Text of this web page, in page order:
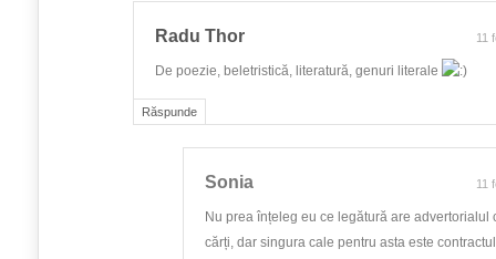
Răspunde
Radu Thor 11
De poezie, beletristică, literatură, genuri literale
Sonia 11
Nu prea înțeleg eu ce legătură are advertorialul
cărți, dar singura cale pentru asta este